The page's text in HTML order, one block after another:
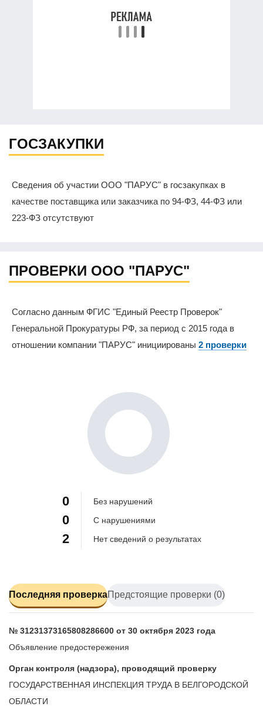
ГОСЗАКУПКИ
Сведения об участии ООО "ПАРУС" в госзакупках в
качестве поставщика или заказчика по 94-ФЗ, 44-ФЗ или
223-ФЗ отсутствуют
ПРОВЕРКИ ООО "ПАРУС"
Согласно данным ФГИС "Единый Реестр Проверок"
Генеральной Прокуратуры РФ, за период с 2015 года в
отношении компании "ПАРУС" инициированы 2 проверки
0
0
2
Без нарушений
С нарушениями
Нет сведений о результатах
Последняя проверкаПредстоящие проверки (0)
№ 31231373165808286600 от 30 октября 2023 года
Объявление предостережения
Орган контроля (надзора), проводящий проверку
ГОСУДАРСТВЕННАЯ ИНСПЕКЦИЯ ТРУДА В БЕЛГОРОДСКОЙ
ОБЛАСТИ